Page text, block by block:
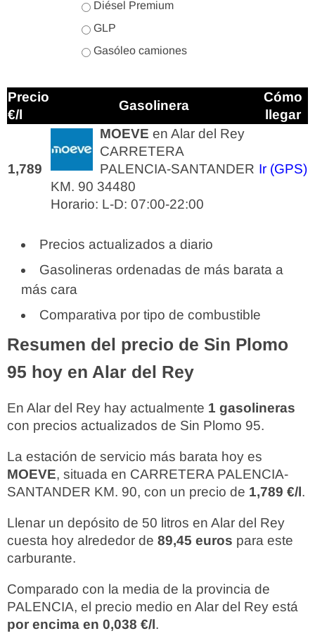
Diésel Premium
GLP
Gasóleo camiones
Precio
€/l
Gasolinera
Cómo
llegar
1,789
MOEVE en Alar del Rey
CARRETERA
PALENCIA-SANTANDER
KM. 90 34480
Horario: L-D: 07:00-22:00
Ir (GPS)
Precios actualizados a diario
Gasolineras ordenadas de más barata a
más cara
Comparativa por tipo de combustible
Resumen del precio de Sin Plomo
95 hoy en Alar del Rey
En Alar del Rey hay actualmente 1 gasolineras
con precios actualizados de Sin Plomo 95.
La estación de servicio más barata hoy es
MOEVE, situada en CARRETERA PALENCIA-
SANTANDER KM. 90, con un precio de 1,789 €/l.
Llenar un depósito de 50 litros en Alar del Rey
cuesta hoy alrededor de 89,45 euros para este
carburante.
Comparado con la media de la provincia de
PALENCIA, el precio medio en Alar del Rey está
por encima en 0,038 €/l.